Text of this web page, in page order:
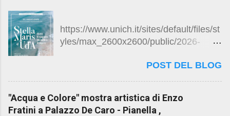
https://www.unich.it/sites/default/files/st
yles/max_2600x2600/public/2026-
ella%20Maris-1.jpg?itok=Up1gHI8Y
di-inaugurazione-di-stella-maris
POST DEL BLOG
"Acqua e Colore" mostra artistica di Enzo
Fratini a Palazzo De Caro - Pianella ,